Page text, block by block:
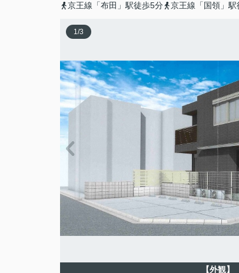
京王線「布田」駅徒歩5分
京王線「国領」駅
1/3
【外観】